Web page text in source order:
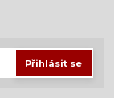
Přihlásit se